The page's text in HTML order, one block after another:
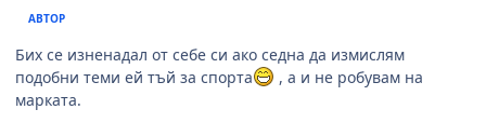
АВТОР
Бих се изненадал от себе си ако седна да измислям
подобни теми ей тъй за спорта
, а и не робувам на
марката.